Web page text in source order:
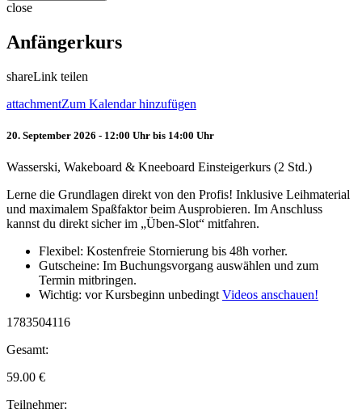
close
Anfängerkurs
shareLink teilen
attachmentZum Kalendar hinzufügen
20. September 2026 - 12:00 Uhr bis 14:00 Uhr
Wasserski, Wakeboard & Kneeboard Einsteigerkurs (2 Std.)
Lerne die Grundlagen direkt von den Profis! Inklusive Leihmaterial
und maximalem Spaßfaktor beim Ausprobieren. Im Anschluss
kannst du direkt sicher im „Üben-Slot“ mitfahren.
Flexibel: Kostenfreie Stornierung bis 48h vorher.
Gutscheine: Im Buchungsvorgang auswählen und zum
Termin mitbringen.
Wichtig: vor Kursbeginn unbedingt Videos anschauen!
1783504116
Gesamt:
59.00 €
Teilnehmer: